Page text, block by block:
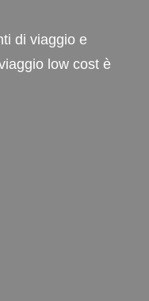
di viaggio e
low cost è